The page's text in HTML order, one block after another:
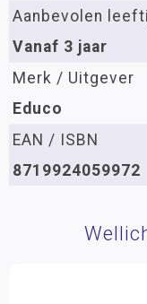
Aanbevolen
Vanaf 3 jaar
Merk / Uitgever
Educo
EAN / ISBN
8719924059972